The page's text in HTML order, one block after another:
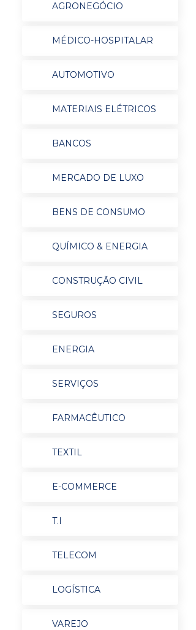
AGRONEGÓCIO
MÉDICO-HOSPITALAR
AUTOMOTIVO
MATERIAIS ELÉTRICOS
BANCOS
MERCADO DE LUXO
BENS DE CONSUMO
QUÍMICO & ENERGIA
CONSTRUÇÃO CIVIL
SEGUROS
ENERGIA
SERVIÇOS
FARMACÊUTICO
TEXTIL
E-COMMERCE
T.I
TELECOM
LOGÍSTICA
VAREJO